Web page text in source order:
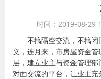
时间：2019-08-29
不搞隔空交流，不搞
义，连月来，市房屋资金
层，建立业主与资金管理
对面交流的平台，让业主